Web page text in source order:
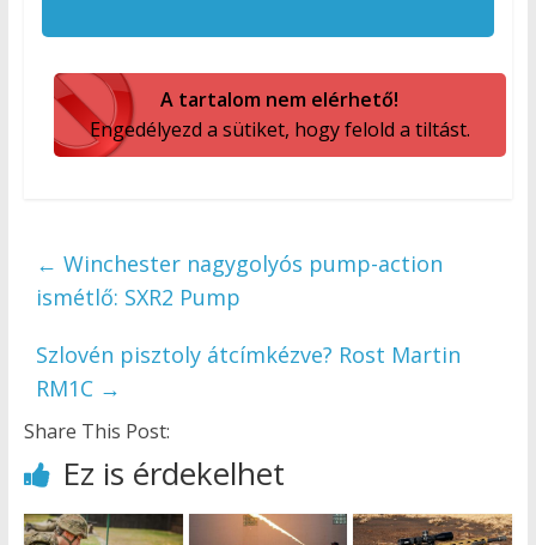
A tartalom nem elérhető!
Engedélyezd a sütiket, hogy felold a tiltást.
← Winchester nagygolyós pump-action
ismétlő: SXR2 Pump
Szlovén pisztoly átcímkézve? Rost Martin
RM1C →
Share This Post:
Ez is érdekelhet